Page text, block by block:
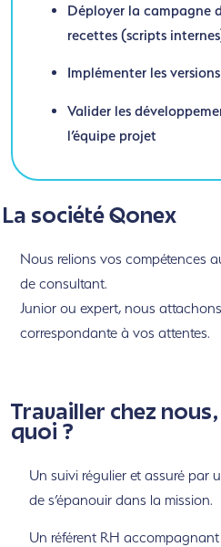
Déployer la campagne
recettes (scripts
Implémenter les
Valider les
l’équipe projet
La société Qonex
Nous relions vos compétences
de consultant.
Junior ou expert, nous
correspondante à vos attentes.
Travailler chez
quoi ?
Un suivi régulier et assuré par
de s’épanouir dans la mission.
Un référent RH accompagnant